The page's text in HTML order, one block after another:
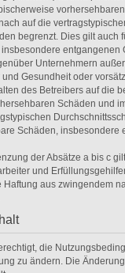
auf die
begrenzt. Dies gilt auch
entgangenen
Unternehmern
Gesundheit oder
des Betreibers auf die
Schäden und
Schäden, insbesondere
der Absätze a bis c
und
Haftung aus zwingendem
die
zu ändern. Die